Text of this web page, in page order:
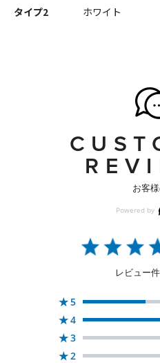
タイプ2
ホワイト
お客
レビュー
★5
★4
★3
★2